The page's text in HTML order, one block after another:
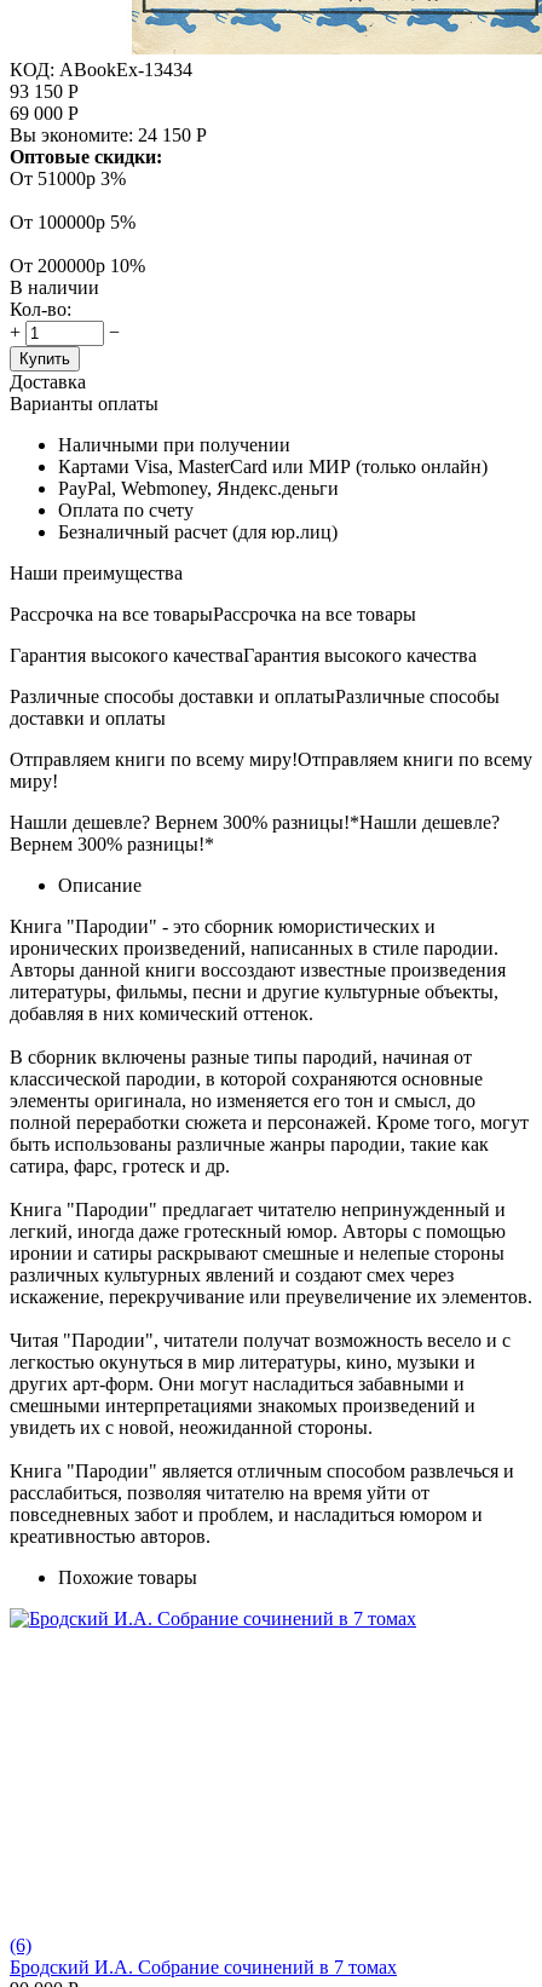
КОД: ABookEx-13434
93 150 Р
69 000 Р
Вы экономите: 24 150 Р
Оптовые скидки:
От 51000р 3%
От 100000р 5%
От 200000р 10%
В наличии
Кол-во:
+
−
Купить
Доставка
Варианты оплаты
Наличными при получении
Картами Visa, MasterCard или МИР (только онлайн)
PayPal, Webmoney, Яндекс.деньги
Оплата по счету
Безналичный расчет (для юр.лиц)
Наши преимущества
Рассрочка на все товарыРассрочка на все товары
Гарантия высокого качестваГарантия высокого качества
Различные способы доставки и оплатыРазличные способы
доставки и оплаты
Отправляем книги по всему миру!Отправляем книги по всему
миру!
Нашли дешевле? Вернем 300% разницы!*Нашли дешевле?
Вернем 300% разницы!*
Описание
Книга "Пародии" - это сборник юмористических и
иронических произведений, написанных в стиле пародии.
Авторы данной книги воссоздают известные произведения
литературы, фильмы, песни и другие культурные объекты,
добавляя в них комический оттенок.
В сборник включены разные типы пародий, начиная от
классической пародии, в которой сохраняются основные
элементы оригинала, но изменяется его тон и смысл, до
полной переработки сюжета и персонажей. Кроме того, могут
быть использованы различные жанры пародии, такие как
сатира, фарс, гротеск и др.
Книга "Пародии" предлагает читателю непринужденный и
легкий, иногда даже гротескный юмор. Авторы с помощью
иронии и сатиры раскрывают смешные и нелепые стороны
различных культурных явлений и создают смех через
искажение, перекручивание или преувеличение их элементов.
Читая "Пародии", читатели получат возможность весело и с
легкостью окунуться в мир литературы, кино, музыки и
других арт-форм. Они могут насладиться забавными и
смешными интерпретациями знакомых произведений и
увидеть их с новой, неожиданной стороны.
Книга "Пародии" является отличным способом развлечься и
расслабиться, позволяя читателю на время уйти от
повседневных забот и проблем, и насладиться юмором и
креативностью авторов.
Похожие товары
(6)
Бродский И.А. Собрание сочинений в 7 томах